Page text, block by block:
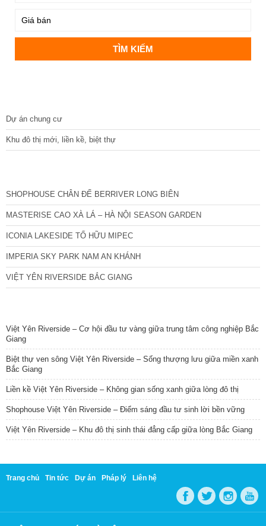
Dự án chung cư
Khu đô thị mới, liền kề, biệt thự
SHOPHOUSE CHÂN ĐẾ BERRIVER LONG BIÊN
MASTERISE CAO XÀ LÁ – HÀ NỘI SEASON GARDEN
ICONIA LAKESIDE TỐ HỮU MIPEC
IMPERIA SKY PARK NAM AN KHÁNH
VIỆT YÊN RIVERSIDE BẮC GIANG
Việt Yên Riverside – Cơ hội đầu tư vàng giữa trung tâm công nghiệp Bắc
Giang
Biệt thự ven sông Việt Yên Riverside – Sống thượng lưu giữa miền xanh
Bắc Giang
Liền kề Việt Yên Riverside – Không gian sống xanh giữa lòng đô thị
Shophouse Việt Yên Riverside – Điểm sáng đầu tư sinh lời bền vững
Việt Yên Riverside – Khu đô thị sinh thái đẳng cấp giữa lòng Bắc Giang
Trang chủ Tin tức Dự án Pháp lý Liên hệ